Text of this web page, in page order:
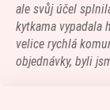
ale svůj účel
kytkama vypadala
velice rychlá
objednávky, byli